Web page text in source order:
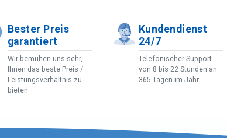
Bester Preis
garantiert
Wir bemühen uns sehr,
Ihnen das beste Preis /
Leistungsverhältnis zu
bieten
Kundendienst
24/7
Telefonischer Support
von 8 bis 22 Stunden an
365 Tagen im Jahr